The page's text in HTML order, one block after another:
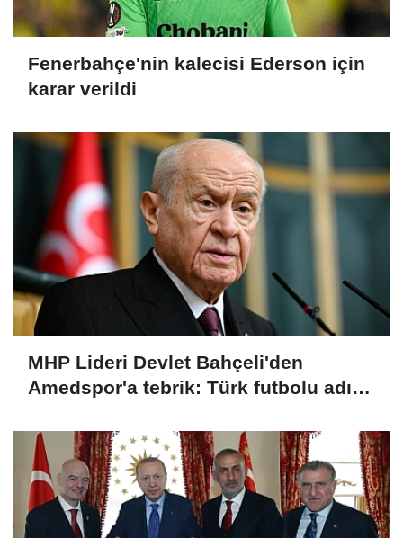
Fenerbahçe'nin kalecisi Ederson için
karar verildi
MHP Lideri Devlet Bahçeli'den
Amedspor'a tebrik: Türk futbolu adına
değerlendiriyorum